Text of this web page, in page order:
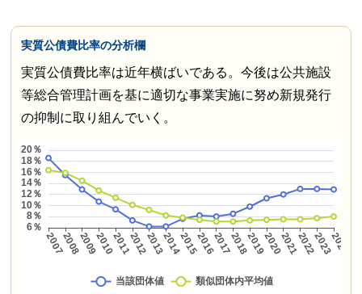
実質公債費比率の分析欄
実質公債費比率は近年横ばいである。今後は公共施設
等総合管理計画を基に適切な事業実施に努め新規発行
の抑制に取り組んでいく。